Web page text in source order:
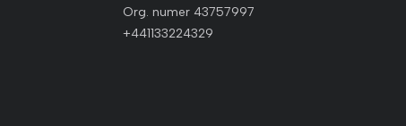
Org. numer 43757997
+441133224329